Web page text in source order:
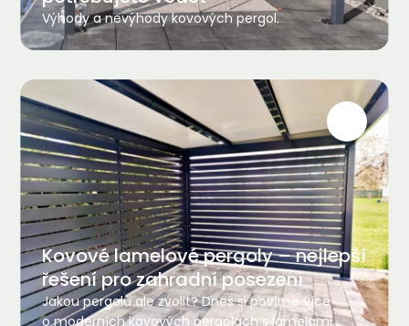
Výhody a nevýhody kovových pergol.
Kovové lamelové pergoly – nejlepší
řešení pro zahradní posezení
Jakou pergolu ale zvolit? Dnes si povíme více
o moderních kovových pergolách s lamelami.